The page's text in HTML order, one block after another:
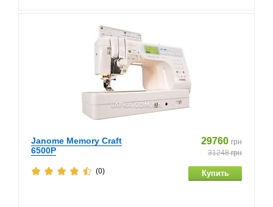
Janome Memory Craft
6500P
29760 грн
31248грн
(0)